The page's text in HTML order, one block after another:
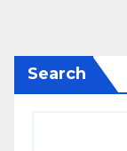
Search